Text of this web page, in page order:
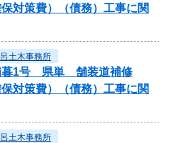
対策費）（債務）工事に関
土木事務所
暮1号 県単 舗装道補修
対策費）（債務）工事に関
土木事務所